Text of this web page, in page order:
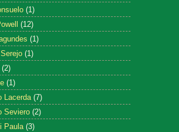
(1)
(12)
(1)
(1)
(2)
(1)
Lacerda (7)
Seviero (2)
Paula (3)